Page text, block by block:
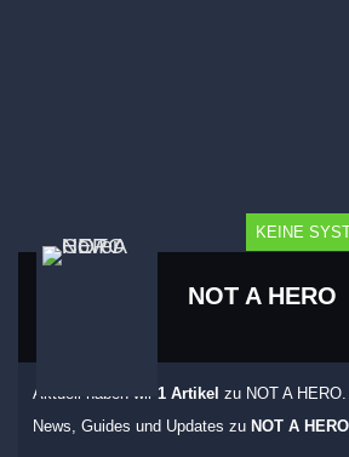
KEINE
NOT A HERO
Aktuell haben wir 1 Artikel zu NOT A
News, Guides und Updates zu NOT A HERO